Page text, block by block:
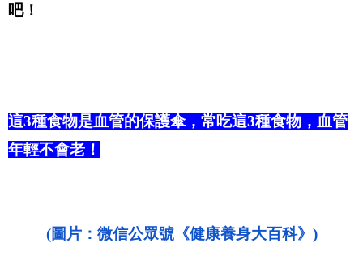
吧！
這3種食物是血管的保護傘，常吃這3種食物，血管
年輕不會老！
(圖片：微信公眾號《健康養身大百科》)